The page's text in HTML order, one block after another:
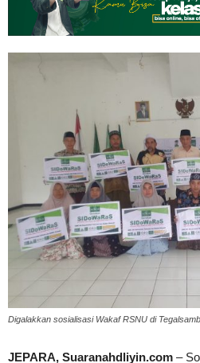
Digalakkan sosialisasi Wakaf RSNU di
JEPARA, Suaranahdliyin.com –